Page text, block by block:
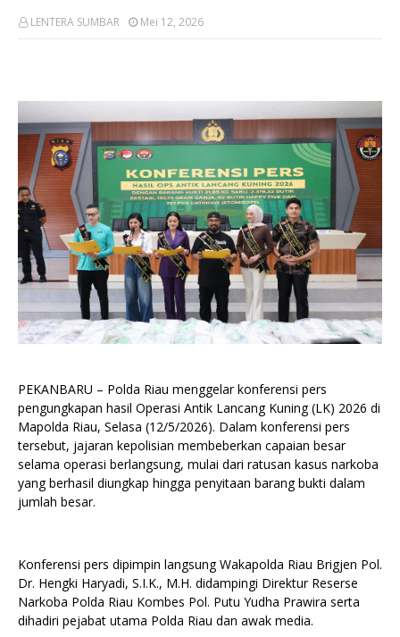
LENTERA SUMBAR Mei 12, 2026
PEKANBARU – Polda Riau menggelar konferensi pers
pengungkapan hasil Operasi Antik Lancang Kuning (LK) 2026 di
Mapolda Riau, Selasa (12/5/2026). Dalam konferensi pers
tersebut, jajaran kepolisian membeberkan capaian besar
selama operasi berlangsung, mulai dari ratusan kasus narkoba
yang berhasil diungkap hingga penyitaan barang bukti dalam
jumlah besar.
Konferensi pers dipimpin langsung Wakapolda Riau Brigjen Pol.
Dr. Hengki Haryadi, S.I.K., M.H. didampingi Direktur Reserse
Narkoba Polda Riau Kombes Pol. Putu Yudha Prawira serta
dihadiri pejabat utama Polda Riau dan awak media.